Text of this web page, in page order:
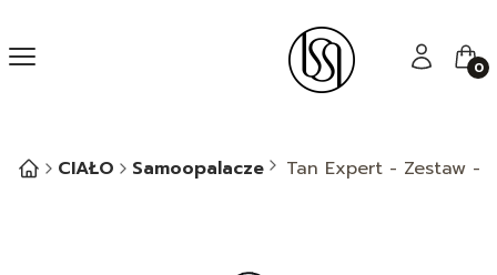
Menu Zaloguj się
CIAŁO Samoopalacze Tan Expert - Zestaw -